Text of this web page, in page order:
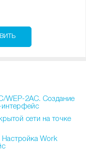
WEP-2AC. Создание
интерфейс
сети на точке
Настройка Work